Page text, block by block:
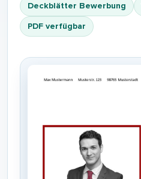
Deckblätter Bewerbung
PDF verfügbar